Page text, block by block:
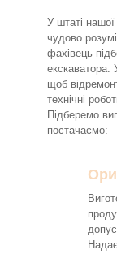
У штаті нашої
чудово
фахівець
екскаватора.
щоб
технічні
Підберемо
постачаємо: